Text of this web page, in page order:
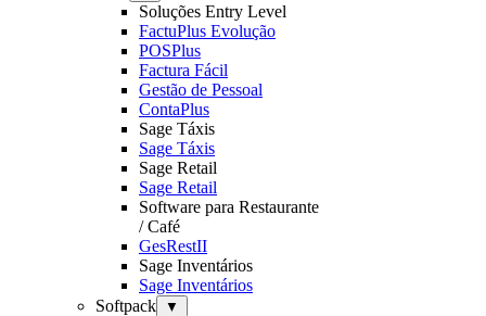
Soluções Entry Level
FactuPlus Evolução
POSPlus
Factura Fácil
Gestão de Pessoal
ContaPlus
Sage Táxis
Sage Táxis
Sage Retail
Sage Retail
Software para Restaurante
/ Café
GesRestII
Sage Inventários
Sage Inventários
Softpack
▼